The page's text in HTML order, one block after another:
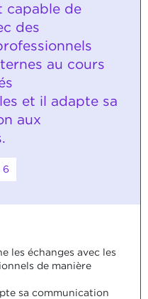
capable de
des
au cours
et il adapte sa
aux
6
les échanges avec les
de manière
sa communication